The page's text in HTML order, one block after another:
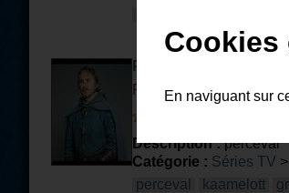
Perceval
Par
venetyil y a 15 ans
Description :perceval
Catégorie : Séries TV >
perceval
kaamelott
Cookies
En naviguant sur